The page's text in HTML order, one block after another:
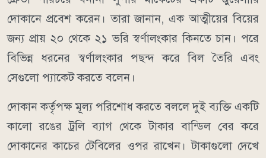
দোকানে প্রবেশ করেন। তারা জানান, এক আত্মীয়ের বিয়ের
জন্য প্রায় ২০ থেকে ২১ ভরি স্বর্ণালংকার কিনতে চান। পরে
বিভিন্ন ধরনের স্বর্ণালংকার পছন্দ করে বিল তৈরি এবং
সেগুলো প্যাকেট করতে বলেন।
দোকান কর্তৃপক্ষ মূল্য পরিশোধ করতে বললে দুই ব্যক্তি একটি
কালো রঙের ট্রলি ব্যাগ থেকে টাকার বান্ডিল বের করে
দোকানের কাচের টেবিলের ওপর রাখেন। টাকাগুলো দেখে